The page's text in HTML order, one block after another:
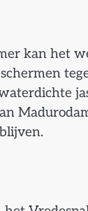
kan het